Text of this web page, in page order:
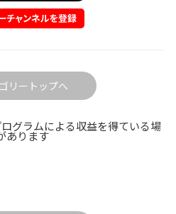
リートップへ
グラムによる収益を得ている場
あります